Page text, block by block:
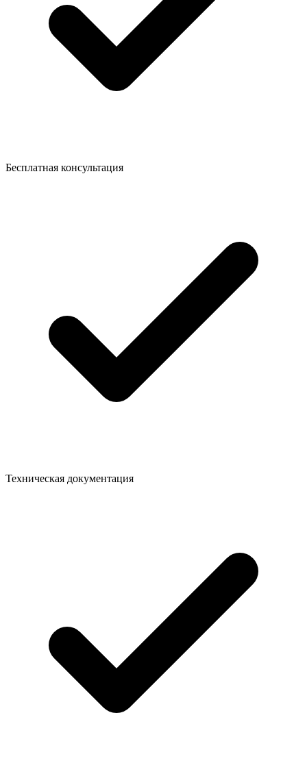
Бесплатная консультация
Техническая документация